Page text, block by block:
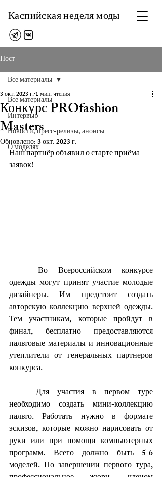
Каспийская неделя моды
Пост
Все материалы
Интервью
Новости, пресс-релизы, анонсы
О моделях
Все материалы
Конкурс PROfashion
Masters
3 окт. 2023 г.1 мин. чтения
Обновлено:3 окт. 2023 г.
Наш партнёр объявил о старте приёма
заявок!
	Во Всероссийском конкурсе
одежды могут принят участие молодые
дизайнеры. Им предстоит создать
авторскую коллекцию верхней одежды.
Тем участникам, которые пройдут в
финал, бесплатно предоставляются
пальтовые материалы и инновационные
утеплители от генеральных партнеров
конкурса.
необходимо создать мини-коллекцию
пальто. Работать нужно в формате
эскизов, которые можно нарисовать от
руки или при помощи компьютерных
программ. Всего должно быть 5-6
моделей. По завершении первого тура,